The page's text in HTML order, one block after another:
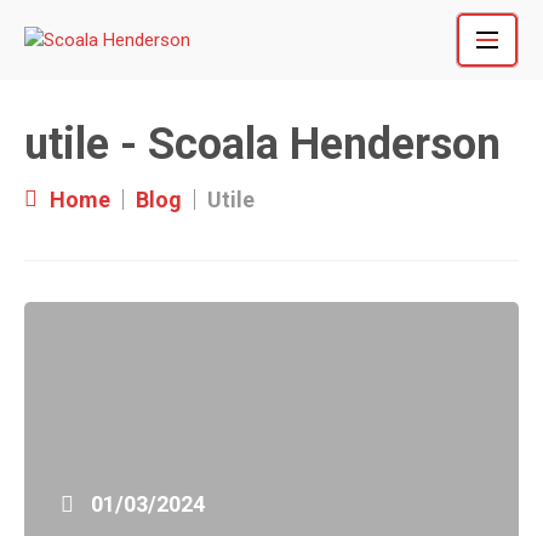
utile - Scoala Henderson
Home Blog Utile
01/03/2024